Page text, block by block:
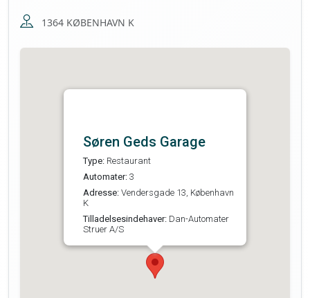
1364 KØBENHAVN K
Søren Geds Garage
Type: Restaurant
Automater: 3
Adresse: Vendersgade 13, København
K
Tilladelsesindehaver: Dan-Automater
Struer A/S